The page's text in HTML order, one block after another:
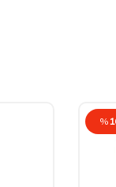
%